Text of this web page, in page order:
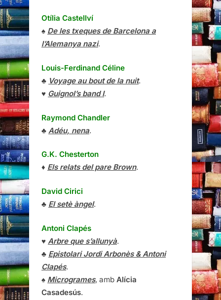
Otília Castellví
♠ De les txeques de Barcelona a
l’Alemanya nazi.
Louis-Ferdinand Céline
♣ Voyage au bout de la nuit.
♥ Guignol’s band I.
Raymond Chandler
♣ Adéu, nena.
G.K. Chesterton
♦ Els relats del pare Brown.
David Cirici
♣ El setè àngel.
Antoni Clapés
♥ Arbre que s’allunyà.
♣ Epistolari Jordi Arbonès & Antoni
Clapés.
♠ Microgrames, amb Alícia
Casadesús.